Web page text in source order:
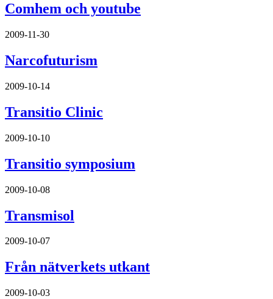
Comhem och youtube
2009-11-30
Narcofuturism
2009-10-14
Transitio Clinic
2009-10-10
Transitio symposium
2009-10-08
Transmisol
2009-10-07
Från nätverkets utkant
2009-10-03